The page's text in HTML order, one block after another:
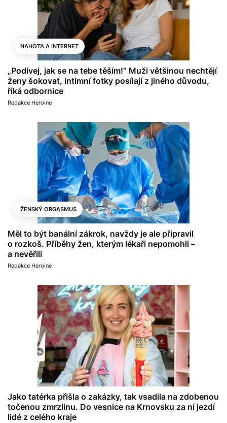
NAHOTA A INTERNET
„Podívej, jak se na tebe těším!“ Muži většinou nechtějí
ženy šokovat, intimní fotky posílají z jiného důvodu,
říká odbornice
Redakce Heroine
ŽENSKÝ ORGASMUS
Měl to být banální zákrok, navždy je ale připravil
o rozkoš. Příběhy žen, kterým lékaři nepomohli –
a nevěřili
Redakce Heroine
Jako tatérka přišla o zakázky, tak vsadila na zdobenou
točenou zmrzlinu. Do vesnice na Krnovsku za ní jezdí
lidé z celého kraje